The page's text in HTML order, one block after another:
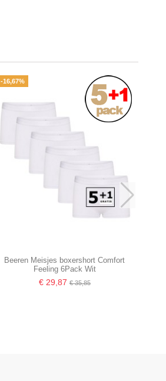
-16,67%
Beeren Meisjes boxershort Comfort
Feeling 6Pack Wit
€ 29,87 € 35,85